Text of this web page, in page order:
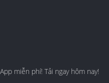
miễn phí! Tải ngay hôm nay!